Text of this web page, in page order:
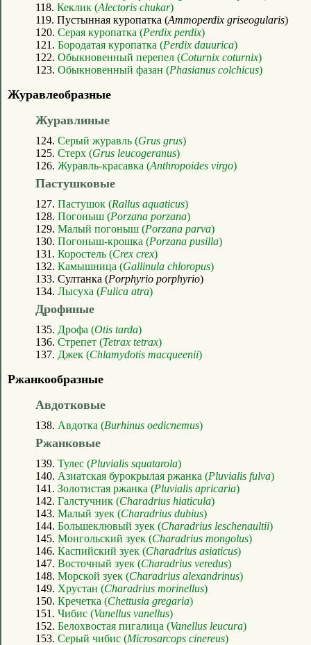
118. Кеклик (Alectoris chukar)
119. Пустынная куропатка (Ammoperdix griseogularis)
120. Серая куропатка (Perdix perdix)
121. Бородатая куропатка (Perdix dauurica)
122. Обыкновенный перепел (Coturnix coturnix)
123. Обыкновенный фазан (Phasianus colchicus)
Журавлеобразные
Журавлиные
124. Серый журавль (Grus grus)
125. Стерх (Grus leucogeranus)
126. Журавль-красавка (Anthropoides virgo)
Пастушковые
127. Пастушок (Rallus aquaticus)
128. Погоныш (Porzana porzana)
129. Малый погоныш (Porzana parva)
130. Погоныш-крошка (Porzana pusilla)
131. Коростель (Crex crex)
132. Камышница (Gallinula chloropus)
133. Султанка (Porphyrio porphyrio)
134. Лысуха (Fulica atra)
Дрофиные
135. Дрофа (Otis tarda)
136. Стрепет (Tetrax tetrax)
137. Джек (Chlamydotis macqueenii)
Ржанкообразные
Авдотковые
138. Авдотка (Burhinus oedicnemus)
Ржанковые
139. Тулес (Pluvialis squatarola)
140. Азиатская бурокрылая ржанка (Pluvialis fulva)
141. Золотистая ржанка (Pluvialis apricaria)
142. Галстучник (Charadrius hiaticula)
143. Малый зуек (Charadrius dubius)
144. Большеклювый зуек (Charadrius leschenaultii)
145. Монгольский зуек (Charadrius mongolus)
146. Каспийский зуек (Charadrius asiaticus)
147. Восточный зуек (Charadrius veredus)
148. Морской зуек (Charadrius alexandrinus)
149. Хрустан (Charadrius morinellus)
150. Кречетка (Chettusia gregaria)
151. Чибис (Vanellus vanellus)
152. Белохвостая пигалица (Vanellus leucura)
153. Серый чибис (Microsarcops cinereus)